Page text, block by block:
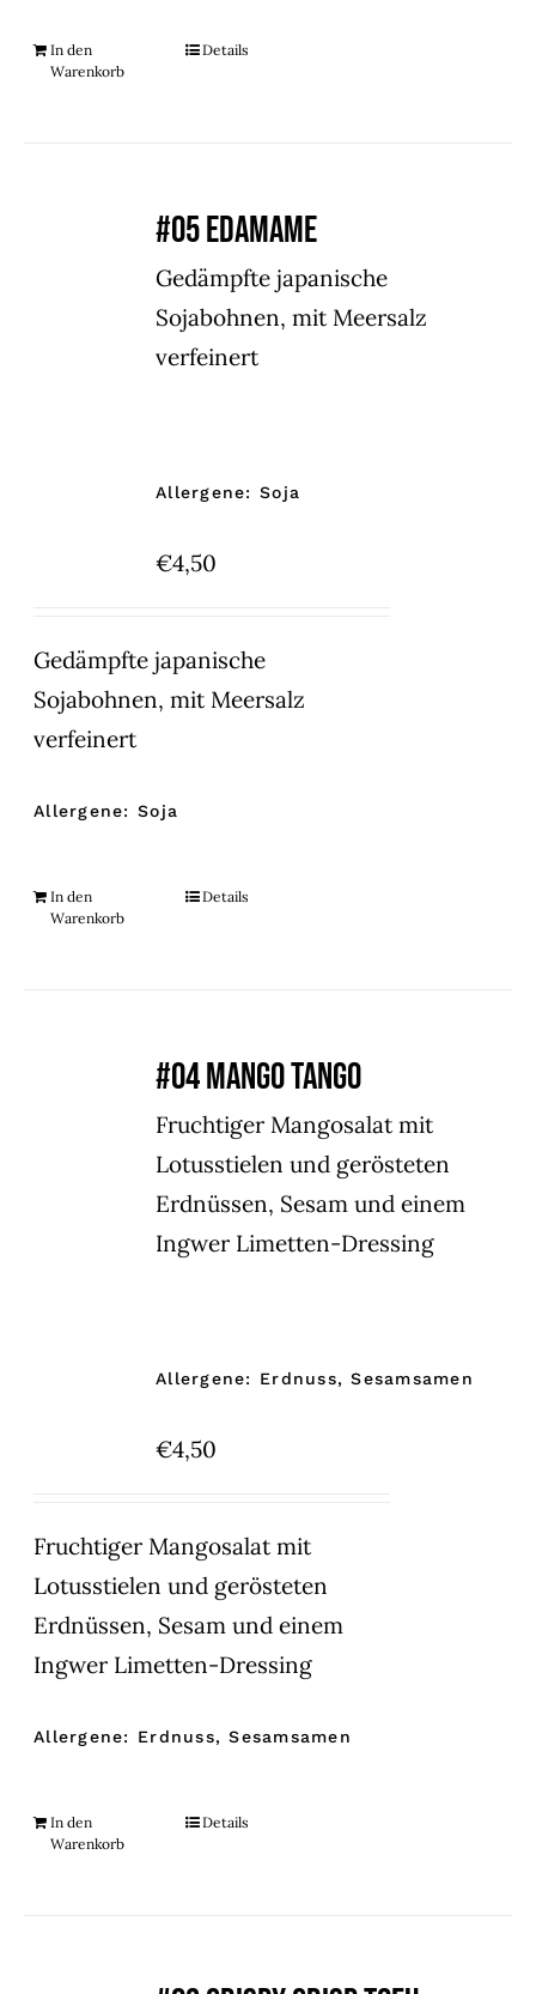
In den
Warenkorb
Details
#05 EDAMAME
Gedämpfte japanische
Sojabohnen, mit Meersalz
verfeinert
Allergene: Soja
€4,50
Gedämpfte japanische
Sojabohnen, mit Meersalz
verfeinert
Allergene: Soja
In den
Warenkorb
Details
#04 MANGO TANGO
Fruchtiger Mangosalat mit
Lotusstielen und gerösteten
Erdnüssen, Sesam und einem
Ingwer Limetten-Dressing
Allergene: Erdnuss, Sesamsamen
€4,50
Fruchtiger Mangosalat mit
Lotusstielen und gerösteten
Erdnüssen, Sesam und einem
Ingwer Limetten-Dressing
Allergene: Erdnuss, Sesamsamen
In den
Warenkorb
Details